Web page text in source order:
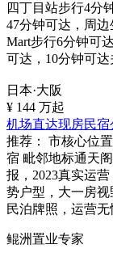
四丁目站步行4分
47分钟可达，周
Mart步行6分钟可
可达，10分钟可达
日本·大阪
¥ 144 万起
机场直达现房民
推荐：
市核心位
宿 毗邻地标通天
报，2023真实运
势户型，大一房视
民泊牌照，运营无
鲲洲置业专家